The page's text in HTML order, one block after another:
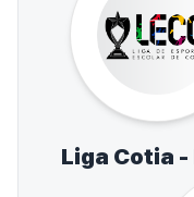
Liga Cotia -